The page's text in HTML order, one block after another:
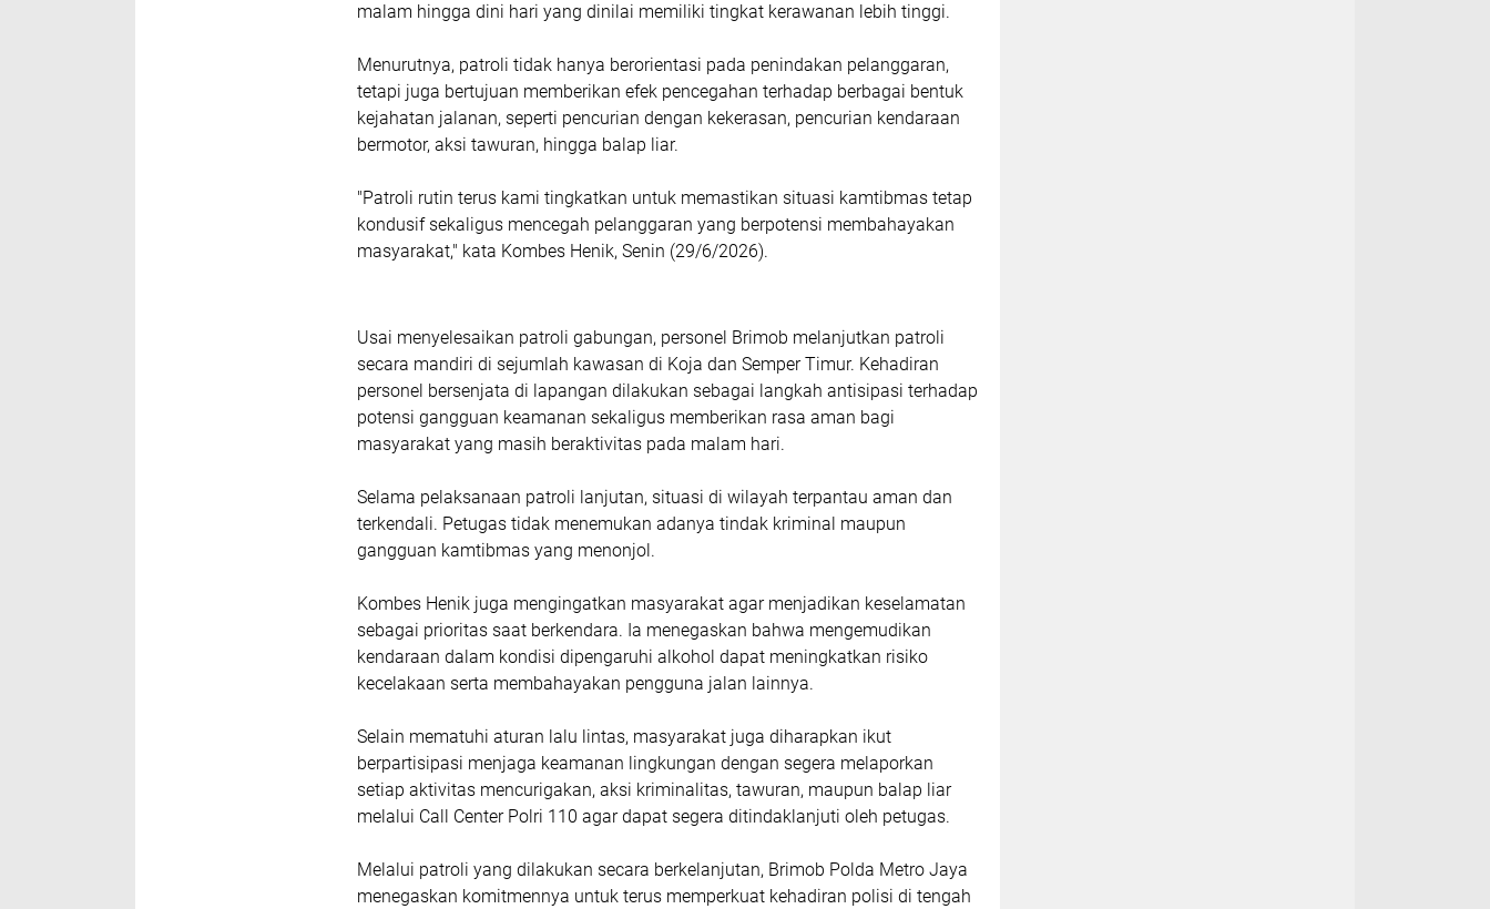
malam hingga dini hari yang dinilai memiliki tingkat kerawanan lebih tinggi.
Menurutnya, patroli tidak hanya berorientasi pada penindakan pelanggaran,
tetapi juga bertujuan memberikan efek pencegahan terhadap berbagai bentuk
kejahatan jalanan, seperti pencurian dengan kekerasan, pencurian kendaraan
bermotor, aksi tawuran, hingga balap liar.
"Patroli rutin terus kami tingkatkan untuk memastikan situasi kamtibmas tetap
kondusif sekaligus mencegah pelanggaran yang berpotensi membahayakan
masyarakat," kata Kombes Henik, Senin (29/6/2026).
Usai menyelesaikan patroli gabungan, personel Brimob melanjutkan patroli
secara mandiri di sejumlah kawasan di Koja dan Semper Timur. Kehadiran
personel bersenjata di lapangan dilakukan sebagai langkah antisipasi terhadap
potensi gangguan keamanan sekaligus memberikan rasa aman bagi
masyarakat yang masih beraktivitas pada malam hari.
Selama pelaksanaan patroli lanjutan, situasi di wilayah terpantau aman dan
terkendali. Petugas tidak menemukan adanya tindak kriminal maupun
gangguan kamtibmas yang menonjol.
Kombes Henik juga mengingatkan masyarakat agar menjadikan keselamatan
sebagai prioritas saat berkendara. Ia menegaskan bahwa mengemudikan
kendaraan dalam kondisi dipengaruhi alkohol dapat meningkatkan risiko
kecelakaan serta membahayakan pengguna jalan lainnya.
Selain mematuhi aturan lalu lintas, masyarakat juga diharapkan ikut
berpartisipasi menjaga keamanan lingkungan dengan segera melaporkan
setiap aktivitas mencurigakan, aksi kriminalitas, tawuran, maupun balap liar
melalui Call Center Polri 110 agar dapat segera ditindaklanjuti oleh petugas.
Melalui patroli yang dilakukan secara berkelanjutan, Brimob Polda Metro Jaya
menegaskan komitmennya untuk terus memperkuat kehadiran polisi di tengah